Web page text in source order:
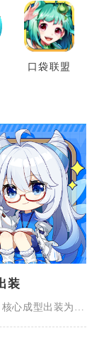
口袋联盟
装
心成型出装为秘